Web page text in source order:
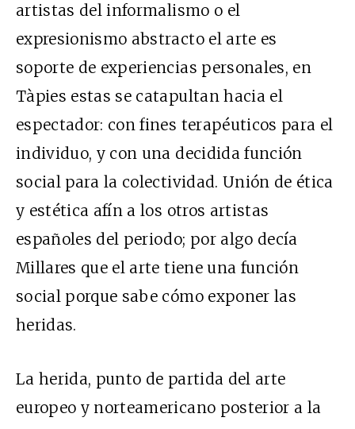
artistas del informalismo o el
expresionismo abstracto el arte es
soporte de experiencias personales, en
Tàpies estas se catapultan hacia el
espectador: con fines terapéuticos para el
individuo, y con una decidida función
social para la colectividad. Unión de ética
y estética afín a los otros artistas
españoles del periodo; por algo decía
Millares que el arte tiene una función
social porque sabe cómo exponer las
heridas.
La herida, punto de partida del arte
europeo y norteamericano posterior a la